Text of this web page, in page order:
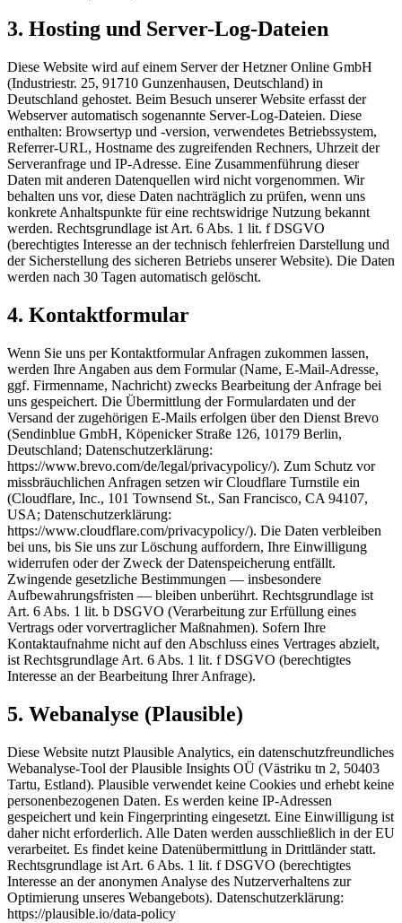
3. Hosting und Server-Log-Dateien
Diese Website wird auf einem Server der Hetzner Online GmbH
(Industriestr. 25, 91710 Gunzenhausen, Deutschland) in
Deutschland gehostet. Beim Besuch unserer Website erfasst der
Webserver automatisch sogenannte Server-Log-Dateien. Diese
enthalten: Browsertyp und -version, verwendetes Betriebssystem,
Referrer-URL, Hostname des zugreifenden Rechners, Uhrzeit der
Serveranfrage und IP-Adresse. Eine Zusammenführung dieser
Daten mit anderen Datenquellen wird nicht vorgenommen. Wir
behalten uns vor, diese Daten nachträglich zu prüfen, wenn uns
konkrete Anhaltspunkte für eine rechtswidrige Nutzung bekannt
werden. Rechtsgrundlage ist Art. 6 Abs. 1 lit. f DSGVO
(berechtigtes Interesse an der technisch fehlerfreien Darstellung und
der Sicherstellung des sicheren Betriebs unserer Website). Die Daten
werden nach 30 Tagen automatisch gelöscht.
4. Kontaktformular
Wenn Sie uns per Kontaktformular Anfragen zukommen lassen,
werden Ihre Angaben aus dem Formular (Name, E-Mail-Adresse,
ggf. Firmenname, Nachricht) zwecks Bearbeitung der Anfrage bei
uns gespeichert. Die Übermittlung der Formulardaten und der
Versand der zugehörigen E-Mails erfolgen über den Dienst Brevo
(Sendinblue GmbH, Köpenicker Straße 126, 10179 Berlin,
Deutschland; Datenschutzerklärung:
https://www.brevo.com/de/legal/privacypolicy/). Zum Schutz vor
missbräuchlichen Anfragen setzen wir Cloudflare Turnstile ein
(Cloudflare, Inc., 101 Townsend St., San Francisco, CA 94107,
USA; Datenschutzerklärung:
https://www.cloudflare.com/privacypolicy/). Die Daten verbleiben
bei uns, bis Sie uns zur Löschung auffordern, Ihre Einwilligung
widerrufen oder der Zweck der Datenspeicherung entfällt.
Zwingende gesetzliche Bestimmungen — insbesondere
Aufbewahrungsfristen — bleiben unberührt. Rechtsgrundlage ist
Art. 6 Abs. 1 lit. b DSGVO (Verarbeitung zur Erfüllung eines
Vertrags oder vorvertraglicher Maßnahmen). Sofern Ihre
Kontaktaufnahme nicht auf den Abschluss eines Vertrages abzielt,
ist Rechtsgrundlage Art. 6 Abs. 1 lit. f DSGVO (berechtigtes
Interesse an der Bearbeitung Ihrer Anfrage).
5. Webanalyse (Plausible)
Diese Website nutzt Plausible Analytics, ein datenschutzfreundliches
Webanalyse-Tool der Plausible Insights OÜ (Västriku tn 2, 50403
Tartu, Estland). Plausible verwendet keine Cookies und erhebt keine
personenbezogenen Daten. Es werden keine IP-Adressen
gespeichert und kein Fingerprinting eingesetzt. Eine Einwilligung ist
daher nicht erforderlich. Alle Daten werden ausschließlich in der EU
verarbeitet. Es findet keine Datenübermittlung in Drittländer statt.
Rechtsgrundlage ist Art. 6 Abs. 1 lit. f DSGVO (berechtigtes
Interesse an der anonymen Analyse des Nutzerverhaltens zur
Optimierung unseres Webangebots). Datenschutzerklärung:
https://plausible.io/data-policy